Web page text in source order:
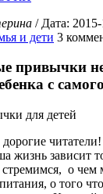
/ Дата:
и дети 3
привычки
с
жизнь зависит
о чем
о того